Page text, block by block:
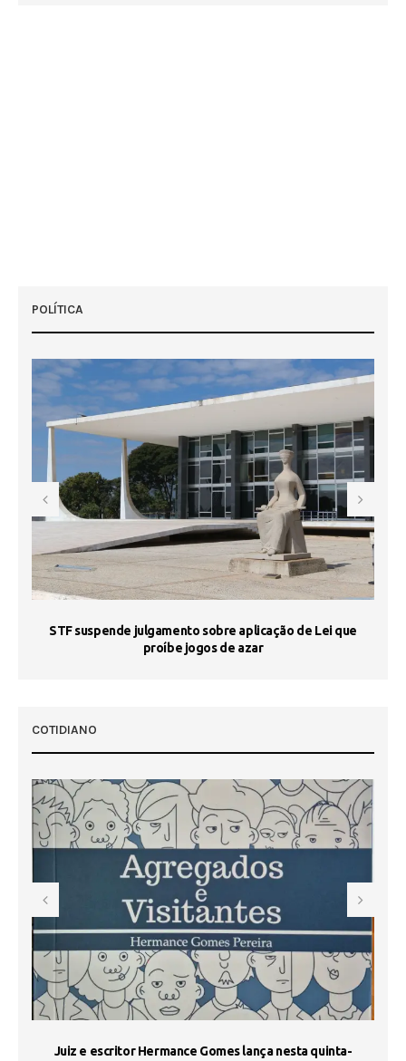
POLÍTICA
STF suspende julgamento sobre aplicação de Lei que
proíbe jogos de azar
COTIDIANO
Juiz e escritor Hermance Gomes lança nesta quinta-